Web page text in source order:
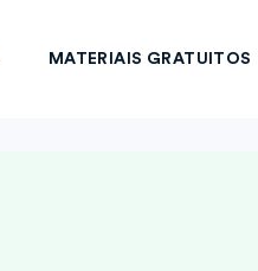
MATERIAIS GRATUITOS